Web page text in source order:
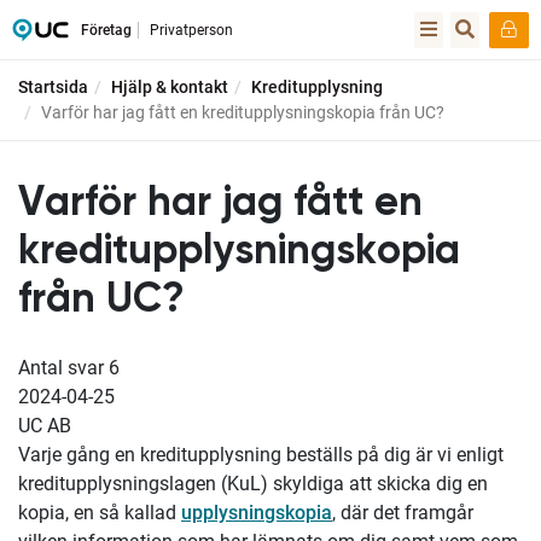
Företag Privatperson
Startsida Hjälp & kontakt
Kreditupplysning
Varför har jag fått en kreditupplysningskopia från UC?
Varför har jag fått en
kreditupplysningskopia
från UC?
Antal svar 6
2024-04-25
UC AB
Varje gång en kreditupplysning beställs på dig är vi enligt
kreditupplysningslagen (KuL) skyldiga att skicka dig en
kopia, en så kallad upplysningskopia, där det framgår